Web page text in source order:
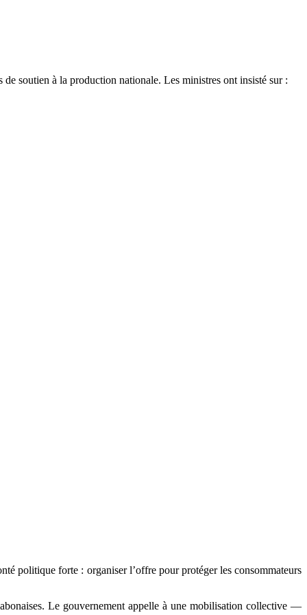
soutien à la production nationale. Les ministres ont insisté sur :
politique forte : organiser l’offre pour protéger les consommateurs
Le gouvernement appelle à une mobilisation collective —